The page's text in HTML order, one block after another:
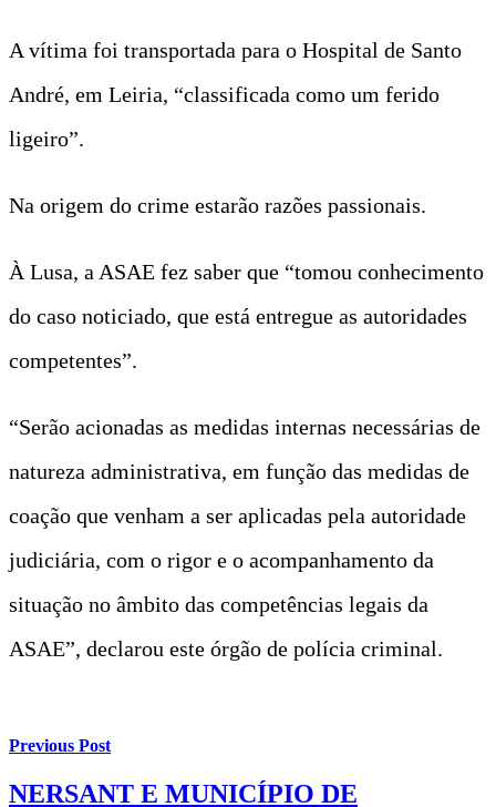
A vítima foi transportada para o Hospital de Santo
André, em Leiria, “classificada como um ferido
ligeiro”.
Na origem do crime estarão razões passionais.
À Lusa, a ASAE fez saber que “tomou conhecimento
do caso noticiado, que está entregue as autoridades
competentes”.
“Serão acionadas as medidas internas necessárias de
natureza administrativa, em função das medidas de
coação que venham a ser aplicadas pela autoridade
judiciária, com o rigor e o acompanhamento da
situação no âmbito das competências legais da
ASAE”, declarou este órgão de polícia criminal.
Previous Post
NERSANT E MUNICÍPIO DE